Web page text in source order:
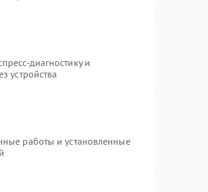
диагностику и
устройства
работы и установленные